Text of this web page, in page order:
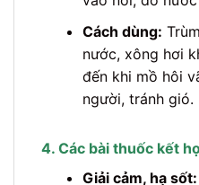
Cách dùng:
nước, xông hơi
đến khi mồ hôi
người, tránh gió.
4. Các bài thuốc kết
Giải cảm, hạ sốt: